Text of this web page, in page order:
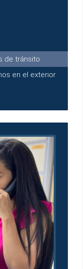
de tránsito
en el exterior